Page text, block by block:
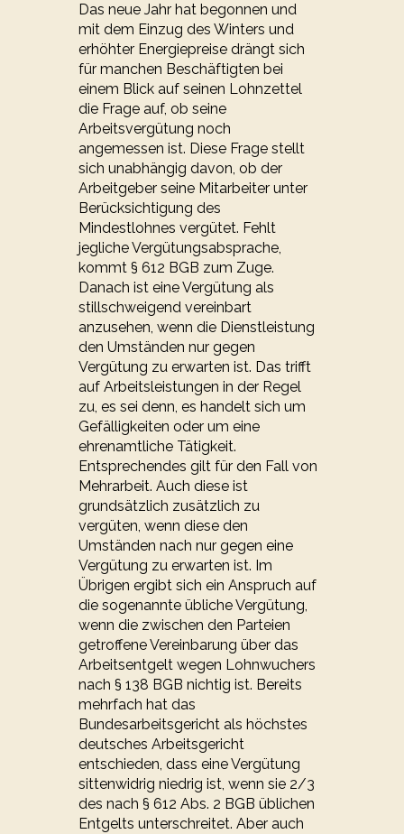
Das neue Jahr hat begonnen und
mit dem Einzug des Winters und
erhöhter Energiepreise drängt sich
für manchen Beschäftigten bei
einem Blick auf seinen Lohnzettel
die Frage auf, ob seine
Arbeitsvergütung noch
angemessen ist. Diese Frage stellt
sich unabhängig davon, ob der
Arbeitgeber seine Mitarbeiter unter
Berücksichtigung des
Mindestlohnes vergütet. Fehlt
jegliche Vergütungsabsprache,
kommt § 612 BGB zum Zuge.
Danach ist eine Vergütung als
stillschweigend vereinbart
anzusehen, wenn die Dienstleistung
den Umständen nur gegen
Vergütung zu erwarten ist. Das trifft
auf Arbeitsleistungen in der Regel
zu, es sei denn, es handelt sich um
Gefälligkeiten oder um eine
ehrenamtliche Tätigkeit.
Entsprechendes gilt für den Fall von
Mehrarbeit. Auch diese ist
grundsätzlich zusätzlich zu
vergüten, wenn diese den
Umständen nach nur gegen eine
Vergütung zu erwarten ist. Im
Übrigen ergibt sich ein Anspruch auf
die sogenannte übliche Vergütung,
wenn die zwischen den Parteien
getroffene Vereinbarung über das
Arbeitsentgelt wegen Lohnwuchers
nach § 138 BGB nichtig ist. Bereits
mehrfach hat das
Bundesarbeitsgericht als höchstes
deutsches Arbeitsgericht
entschieden, dass eine Vergütung
sittenwidrig niedrig ist, wenn sie 2/3
des nach § 612 Abs. 2 BGB üblichen
Entgelts unterschreitet. Aber auch